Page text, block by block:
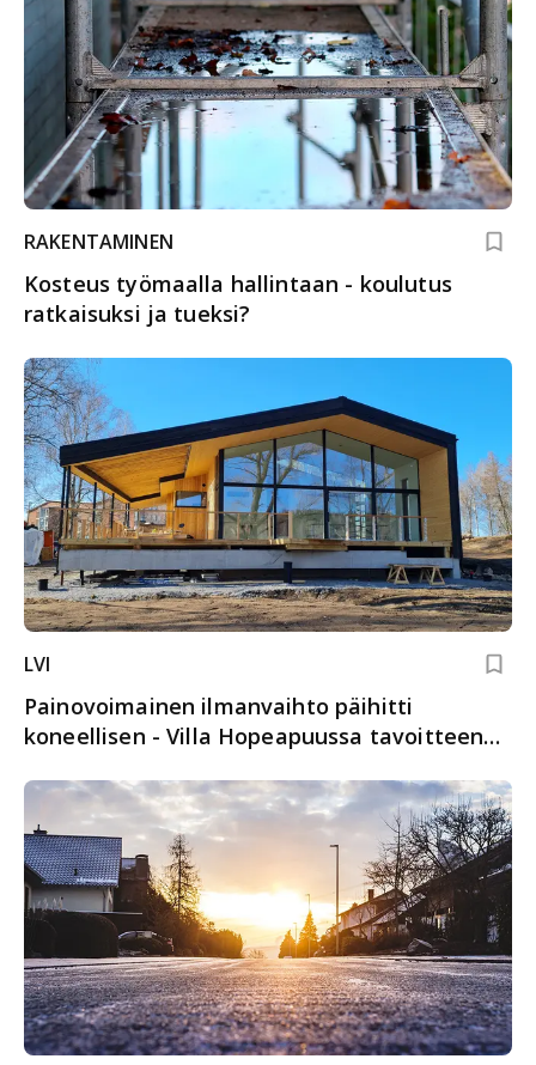
RAKENTAMINEN
Kosteus työmaalla hallintaan - koulutus
ratkaisuksi ja tueksi?
LVI
Paino­voimainen ilmanvaihto päihitti
koneellisen - Villa Hopeapuussa tavoitteena